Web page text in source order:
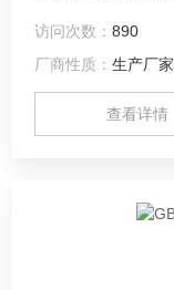
访问次数：890
厂商性质：生产厂家
查看详情